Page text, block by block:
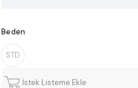
Beden
STD
İstek Listeme Ekle